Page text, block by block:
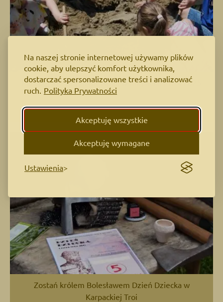
Na naszej stronie internetowej używamy plików
cookie, aby ulepszyć komfort użytkownika,
dostarczać spersonalizowane treści i analizować
ruch.
Polityka Prywatności
Akceptuję wszystkie
Akceptuję wymagane
Ustawienia
Europejskie Dni Archeologii w Karpackiej Troi 2025
Zostań królem Bolesławem Dzień Dziecka w
Karpackiej Troi